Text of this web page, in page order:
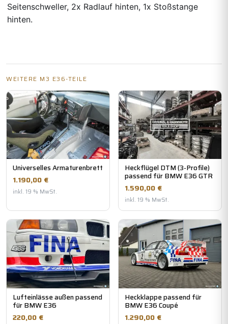
Seitenschweller, 2x Radlauf hinten, 1x Stoßstange
hinten.
WEITERE M3 E36-TEILE
Universelles Armaturenbrett
1.190,00 €
inkl. 19 % MwSt.
Heckflügel DTM (3-Profile)
passend für BMW E36 GTR
1.590,00 €
inkl. 19 % MwSt.
Lufteinlässe außen passend
für BMW E36
220,00 €
Heckklappe passend für
BMW E36 Coupé
1.290,00 €